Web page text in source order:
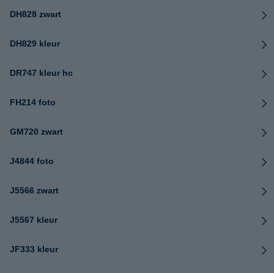
DH828 zwart
DH829 kleur
DR747 kleur hc
FH214 foto
GM720 zwart
J4844 foto
J5566 zwart
J5567 kleur
JF333 kleur